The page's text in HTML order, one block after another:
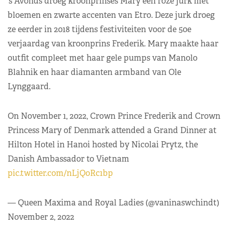
bloemen en zwarte accenten van Etro. Deze jurk droeg
ze eerder in 2018 tijdens festiviteiten voor de 50e
verjaardag van kroonprins Frederik. Mary maakte haar
outfit compleet met haar gele pumps van Manolo
Blahnik en haar diamanten armband van Ole
Lynggaard.
On November 1, 2022, Crown Prince Frederik and Crown
Princess Mary of Denmark attended a Grand Dinner at
Hilton Hotel in Hanoi hosted by Nicolai Prytz, the
Danish Ambassador to Vietnam
pic.twitter.com/nLjQoRc1bp
— Queen Maxima and Royal Ladies (@vaninaswchindt)
November 2, 2022